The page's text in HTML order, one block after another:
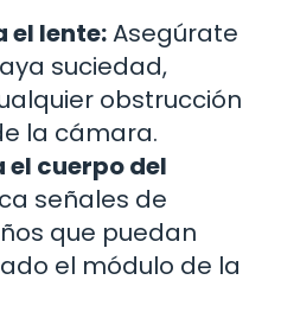
el lente:Asegúrate
suciedad,
obstrucción
la cámara.
cuerpo del
señales de
que puedan
el módulo de la